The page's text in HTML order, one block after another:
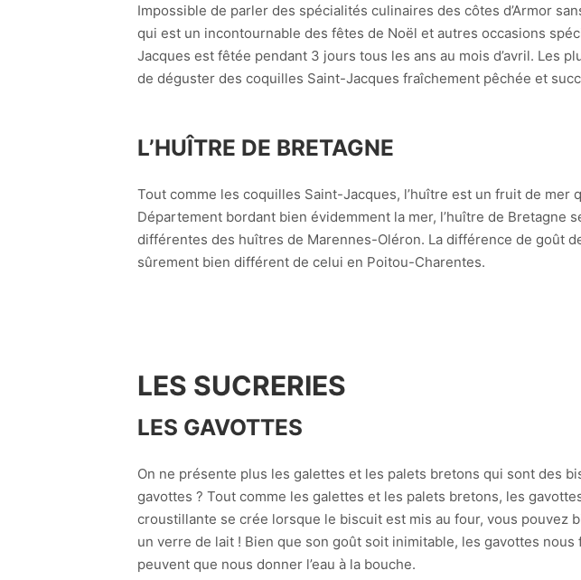
Impossible de parler des spécialités culinaires des côtes d’Armor
qui est un incontournable des fêtes de Noël et autres occasions
Jacques est fêtée pendant 3 jours tous les ans au mois d’avril. Les
de déguster des coquilles Saint-Jacques fraîchement pêchée et
L’HUÎTRE DE BRETAGNE
Tout comme les coquilles Saint-Jacques, l’huître est un fruit de
Département bordant bien évidemment la mer, l’huître de
différentes des huîtres de Marennes-Oléron. La différence de goût
sûrement bien différent de celui en Poitou-Charentes.
LES SUCRERIES
LES GAVOTTES
On ne présente plus les galettes et les palets bretons qui sont des
gavottes ? Tout comme les galettes et les palets bretons, les
croustillante se crée lorsque le biscuit est mis au four, vous pouvez
un verre de lait ! Bien que son goût soit inimitable, les gavottes
peuvent que nous donner l’eau à la bouche.